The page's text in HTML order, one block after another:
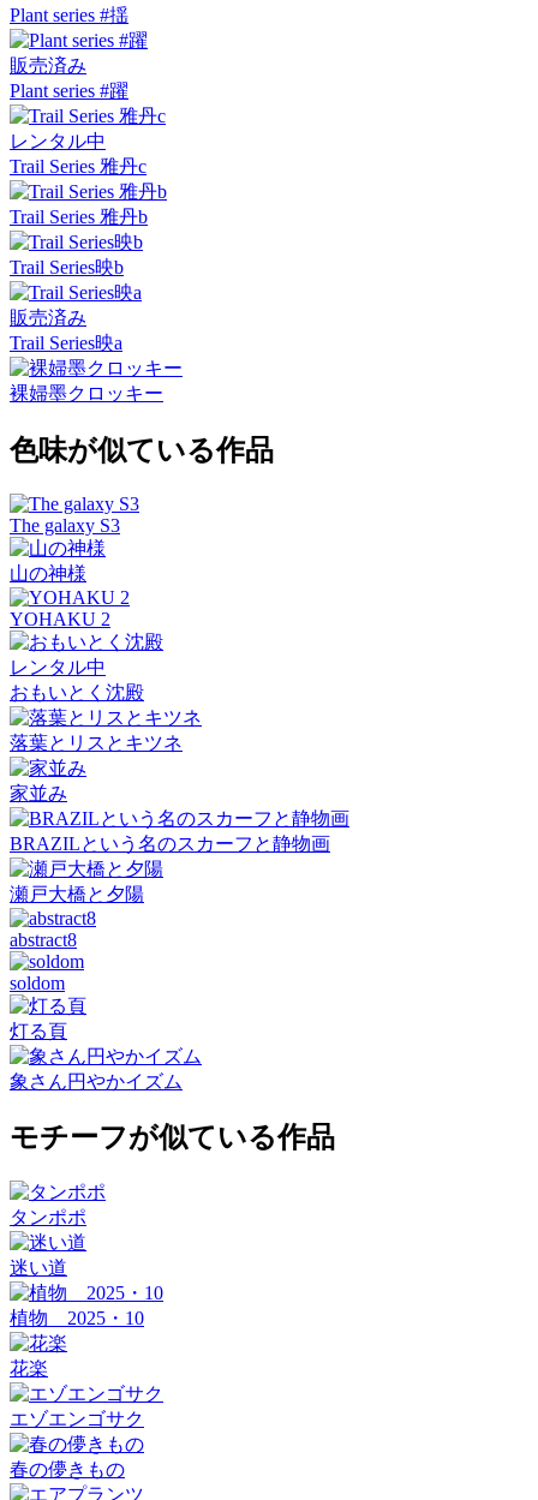
Plant series #揺
販売済み
Plant series #躍
レンタル中
Trail Series 雅丹c
Trail Series 雅丹b
Trail Series映b
販売済み
Trail Series映a
裸婦墨クロッキー
色味が似ている作品
The galaxy S3
山の神様
YOHAKU 2
レンタル中
おもいとく沈殿
落葉とリスとキツネ
家並み
BRAZILという名のスカーフと静物画
瀬戸大橋と夕陽
abstract8
soldom
灯る頁
象さん円やかイズム
モチーフが似ている作品
タンポポ
迷い道
植物 2025・10
花楽
エゾエンゴサク
春の儚きもの